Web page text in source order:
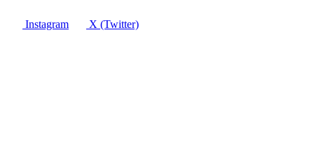
Instagram X (Twitter)